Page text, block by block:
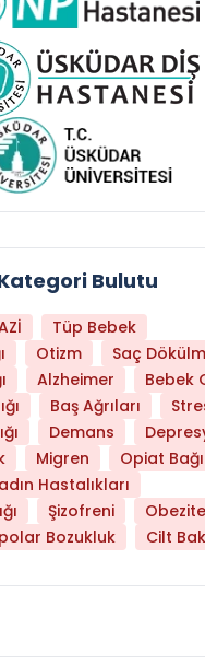
Bulutu
Tüp Bebek
Otizm
Saç
Alzheimer
Bebek
Baş Ağrıları
Demans
Migren
Opiat
Hastalıkları
Şizofreni
Obezite
Bozukluk Cilt